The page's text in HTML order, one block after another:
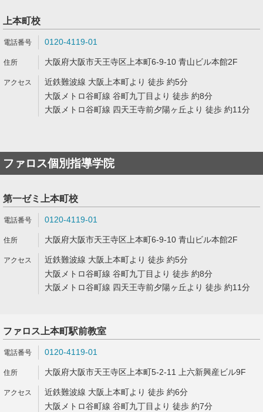
上本町校
0120-4119-01
大阪府大阪市天王寺区上本町6-9-10 青山ビル本館2F
近鉄難波線 大阪上本町より 徒歩 約5分
大阪メトロ谷町線 谷町九丁目より 徒歩 約8分
大阪メトロ谷町線 四天王寺前夕陽ヶ丘より 徒歩 約11分
ファロス個別指導学院
第一ゼミ上本町校
0120-4119-01
大阪府大阪市天王寺区上本町6-9-10 青山ビル本館2F
近鉄難波線 大阪上本町より 徒歩 約5分
大阪メトロ谷町線 谷町九丁目より 徒歩 約8分
大阪メトロ谷町線 四天王寺前夕陽ヶ丘より 徒歩 約11分
ファロス上本町駅前教室
0120-4119-01
大阪府大阪市天王寺区上本町5-2-11 上六新興産ビル9F
近鉄難波線 大阪上本町より 徒歩 約6分
大阪メトロ谷町線 谷町九丁目より 徒歩 約7分